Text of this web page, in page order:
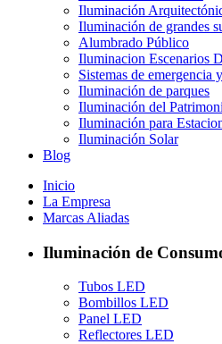
Iluminación
Iluminación de grandes
Alumbrado Público
Iluminacion Escenarios
Sistemas de emergencia
Iluminación de parques
Iluminación del
Iluminación para
Iluminación Solar
Blog
Inicio
La Empresa
Marcas Aliadas
Iluminación de
Tubos LED
Bombillos LED
Panel LED
Reflectores LED